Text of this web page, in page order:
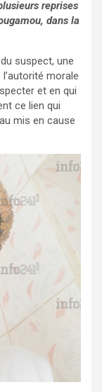
reprises
dans la
suspect, une
morale
et en qui
ce lien qui
mis en cause